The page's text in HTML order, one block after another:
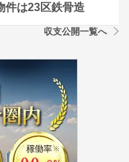
件は23区鉄骨造
収支公開一覧へ